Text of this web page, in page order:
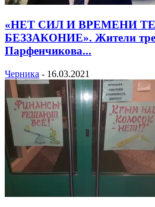
«НЕТ СИЛ И ВРЕМЕНИ
БЕЗЗАКОНИЕ». Жители
Парфенчикова...
Черника - 16.03.2021